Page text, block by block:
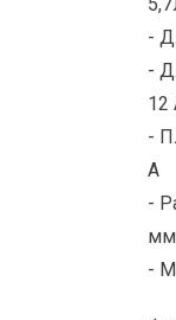
-
-
12
-
A
-
мм
-